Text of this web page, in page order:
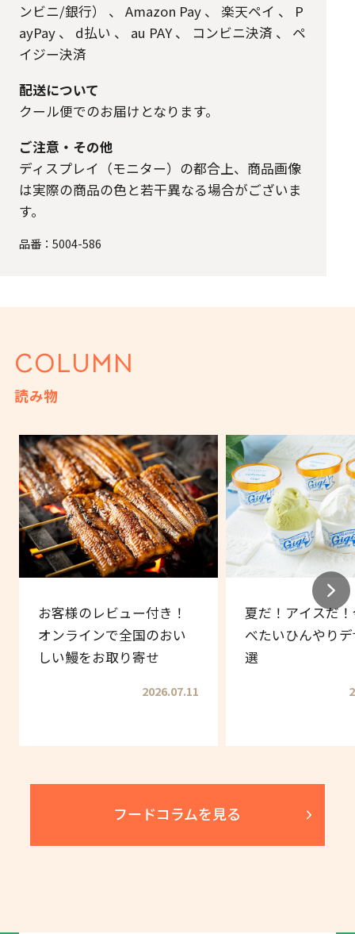
ンビニ/銀行）
、 Amazon Pay、 楽天ペイ 、 P
ayPay、 d払い 、 au PAY、 コンビニ決済 、 ペ
イジー決済
配送について
クール便でのお届けとなります。
ご注意・その他
ディスプレイ（モニター）の都合上、商品画像
は実際の商品の色と若干異なる場合がございま
す。
品番： 5004-586
COLUMN
読み物
お客様のレビュー付き！
オンラインで全国のおい
しい鰻をお取り寄せ
2026.07.11
夏だ！アイスだ
べたいひんやり
選
フードコラムを見る